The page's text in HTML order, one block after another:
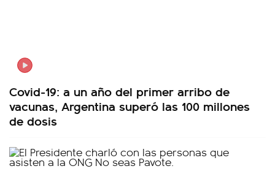
Covid-19: a un año del primer arribo de
vacunas, Argentina superó las 100 millones
de dosis